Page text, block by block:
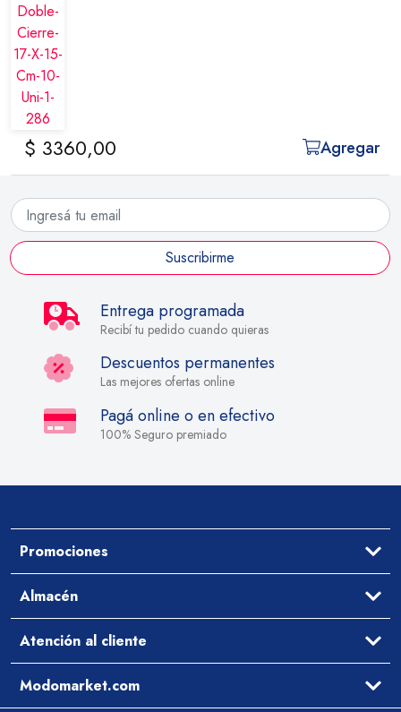
$ 3360,00 Agregar
Suscribirme
Entrega programada
Recibí tu pedido cuando quieras
Descuentos permanentes
Las mejores ofertas online
Pagá online o en efectivo
100% Seguro premiado
Promociones
Almacén
Arroz y Legumbres
Pastas Secas y Salsas
Atención al cliente
Cómo comprar
Modomarket.com